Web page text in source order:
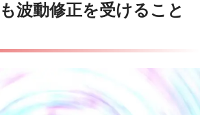
松｜スピリチュアルサロン・イヴロー
山｜鏡子先生【カウンセラー・リンク
山｜開運占い ヴェル・ブレッザ amo
波動修正を受けること